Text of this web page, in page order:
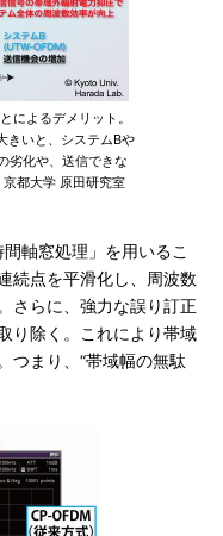
によるデメリット。
きいと、システムBや
劣化や、送信できな
都大学 原田研究室
軸窓処理」を用いるこ
続点を平滑化し、周波数
さらに、強力な誤り訂正
り除く。これにより帯域
つまり、“帯域幅の無駄